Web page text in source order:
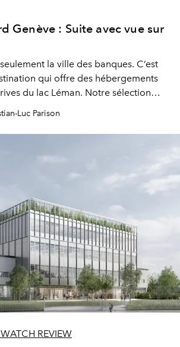
Genève : Suite avec vue sur
la ville des banques. C’est
qui offre des hébergements
du lac Léman. Notre sélection
de
Luc Parison
REVIEW